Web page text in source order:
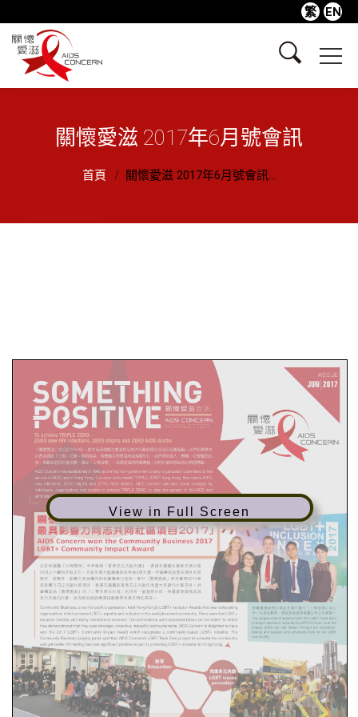
繁 EN
關懷愛滋 2017年6月號會訊
首頁 關懷愛滋 2017年6月號會訊...
View in Full Screen